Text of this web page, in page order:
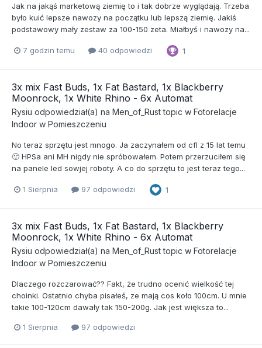
Jak na jakąś marketową ziemię to i tak dobrze wyglądają. Trzeba
było kuić lepsze nawozy na początku lub lepszą ziemię. Jakiś
podstawowy mały zestaw za 100-150 zeta. Miałbyś i nawozy na...
7 godzin temu 40 odpowiedzi 1
3x mix Fast Buds, 1x Fat Bastard, 1x Blackberry
Moonrock, 1x White Rhino - 6x Automat
Rysiu odpowiedział(a) na Men_of_Rusttopic w Fotorelacje
Indoor w Pomieszczeniu
No teraz sprzętu jest mnogo. Ja zaczynałem od cfl z 15 lat temu
🙂 HPSa ani MH nigdy nie spróbowałem. Potem przerzuciłem się
na panele led sowjej roboty. A co do sprzętu to jest teraz tego...
1 Sierpnia 97 odpowiedzi 1
3x mix Fast Buds, 1x Fat Bastard, 1x Blackberry
Moonrock, 1x White Rhino - 6x Automat
Rysiu odpowiedział(a) na Men_of_Rusttopic w Fotorelacje
Indoor w Pomieszczeniu
Dlaczego rozczarować?? Fakt, że trudno ocenić wielkość tej
choinki. Ostatnio chyba pisałeś, ze mają cos koło 100cm. U mnie
takie 100-120cm dawały tak 150-200g. Jak jest większa to...
1 Sierpnia 97 odpowiedzi